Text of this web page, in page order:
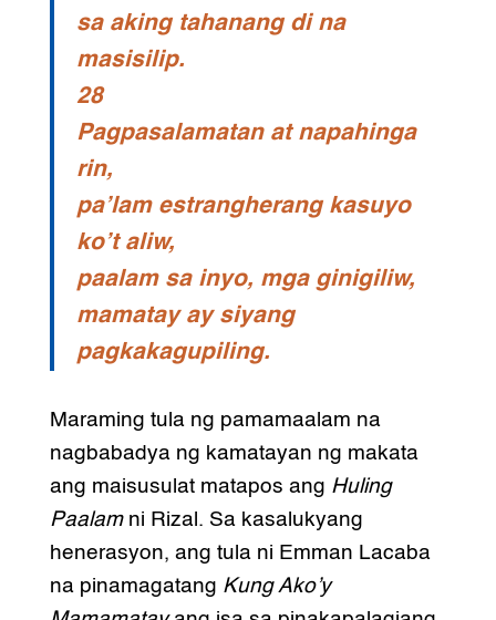
sa aking tahanang di na
masisilip.
28
Pagpasalamatan at napahinga
rin,
pa’lam estrangherang kasuyo
ko’t aliw,
paalam sa inyo, mga ginigiliw,
mamatay ay siyang
pagkakagupiling.
Maraming tula ng pamamaalam na
nagbabadya ng kamatayan ng makata
ang maisusulat matapos ang Huling
Paalamni Rizal. Sa kasalukyang
henerasyon, ang tula ni Emman Lacaba
na pinamagatang Kung Ako’y